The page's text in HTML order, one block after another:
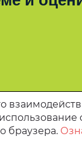
браузера.